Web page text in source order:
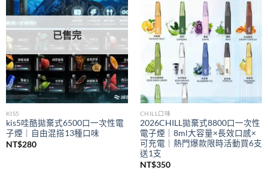
已售完
KIS5
kis5哇酷拋棄式6500口一次性電
子煙｜自由混搭13種口味
NT$280
CHILL口味
2026CHILL拋棄式8800口一次性
電子煙｜8ml大容量×長效口感×
可充電｜熱門爆款限時活動買6支
送1支
NT$350